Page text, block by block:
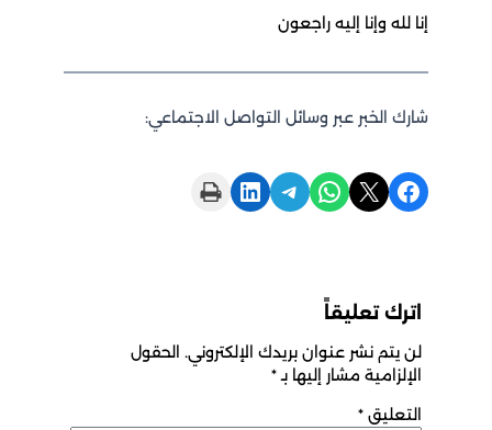
إنا لله وإنا إليه راجعون
شارك الخبر عبر وسائل التواصل الاجتماعي:
Share on Facebook
Share on X
Share on WhatsApp
Share on Telegram
Share on LinkedIn
Print this Page
اترك تعليقاً
لن يتم نشر عنوان بريدك الإلكتروني. الحقول
الإلزامية مشار إليها بـ *
التعليق*